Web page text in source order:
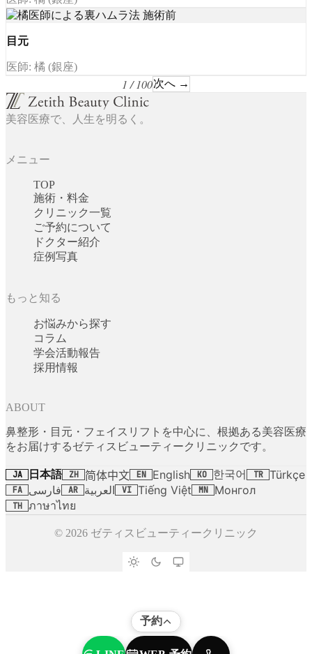
目元
医師: 橘 (銀座)
1 / 100次へ →
美容医療で、人生を明るく。
メニュー
TOP
施術・料金
クリニック一覧
ご予約について
ドクター紹介
症例写真
もっと知る
お悩みから探す
コラム
学会活動報告
採用情報
ABOUT
鼻整形・目元・フェイスリフトを中心に、根拠ある美容医療
をお届けするゼティスビューティークリニックです。
JA 日本語 ZH 简体中文 EN English KO 한국어 TR Türkçe
FA فارسی AR العربية VI Tiếng Việt MN Монгол
TH ภาษาไทย
© 2026 ゼティスビューティークリニック
予約